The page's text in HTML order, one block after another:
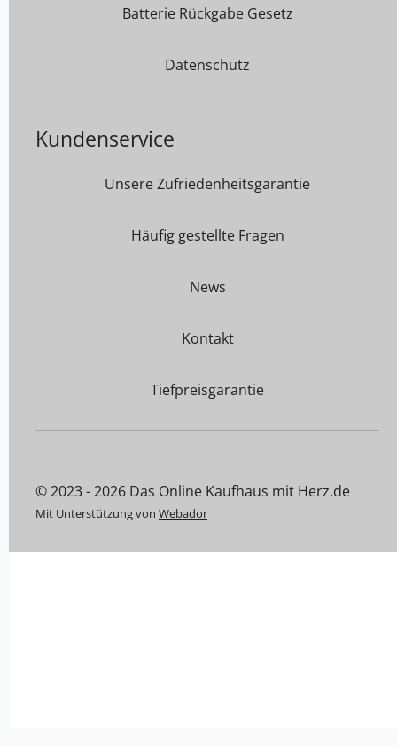
Batterie Rückgabe Gesetz
Datenschutz
Kundenservice
Unsere Zufriedenheitsgarantie
Häufig gestellte Fragen
News
Kontakt
Tiefpreisgarantie
© 2023 - 2026 Das Online Kaufhaus mit Herz.de
Mit Unterstützung von Webador